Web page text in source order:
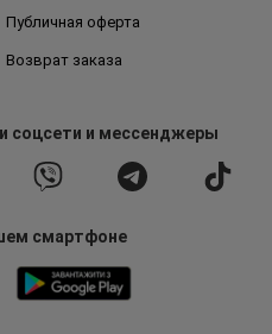
Публичная оферта
Возврат заказа
соцсети и мессенджеры
смартфоне